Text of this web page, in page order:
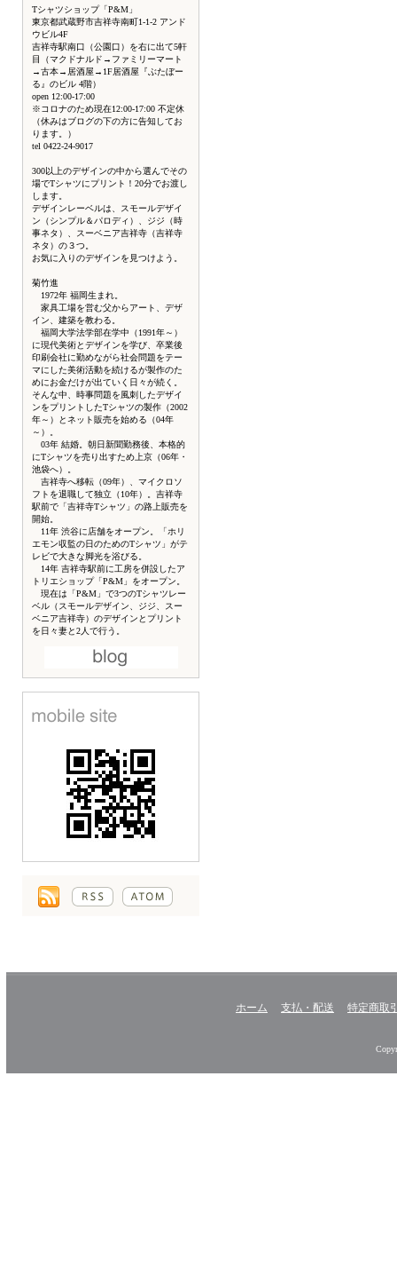
Tシャツショップ「P&M」
東京都武蔵野市吉祥寺南町1-1-2 アンド
ウビル4F
吉祥寺駅南口（公園口）を右に出て5軒
目（マクドナルド→ファミリーマート
→古本→居酒屋→1F居酒屋『ぶたぼー
る』のビル 4階）
open 12:00-17:00
※コロナのため現在12:00-17:00 不定休
（休みはブログの下の方に告知してお
ります。）
tel 0422-24-9017
300以上のデザインの中から選んでその
場でTシャツにプリント！20分でお渡し
します。
デザインレーベルは、スモールデザイ
ン（シンプル＆パロディ）、ジジ（時
事ネタ）、スーベニア吉祥寺（吉祥寺
ネタ）の３つ。
お気に入りのデザインを見つけよう。
菊竹進
1972年 福岡生まれ。
家具工場を営む父からアート、デザ
イン、建築を教わる。
福岡大学法学部在学中（1991年～）
に現代美術とデザインを学び、卒業後
印刷会社に勤めながら社会問題をテー
マにした美術活動を続けるが製作のた
めにお金だけが出ていく日々が続く。
そんな中、時事問題を風刺したデザイ
ンをプリントしたTシャツの製作（2002
年～）とネット販売を始める（04年
～）。
03年 結婚。朝日新聞勤務後、本格的
にTシャツを売り出すため上京（06年・
池袋へ）。
吉祥寺へ移転（09年）、マイクロソ
フトを退職して独立（10年）。吉祥寺
駅前で「吉祥寺Tシャツ」の路上販売を
開始。
11年 渋谷に店舗をオープン。「ホリ
エモン収監の日のためのTシャツ」がテ
レビで大きな脚光を浴びる。
14年 吉祥寺駅前に工房を併設したア
トリエショップ「P&M」をオープン。
現在は「P&M」で3つのTシャツレー
ベル（スモールデザイン、ジジ、スー
ベニア吉祥寺）のデザインとプリント
を日々妻と2人で行う。
ホーム 支払・配送 特定商取